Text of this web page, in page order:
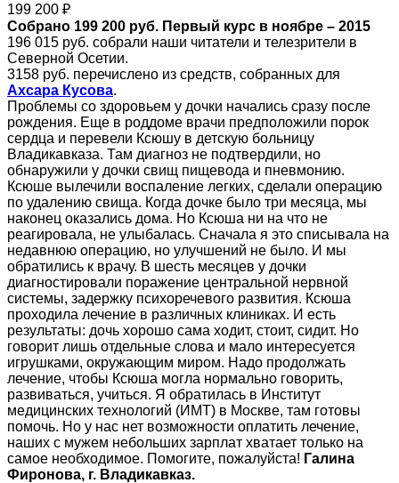
199 200 ₽
Собрано 199 200 руб. Первый курс в ноябре – 2015
196 015 руб. собрали наши читатели и телезрители в
Северной Осетии.
3158 руб. перечислено из средств, собранных для
Ахсара Кусова.
Проблемы со здоровьем у дочки начались сразу после
рождения. Еще в роддоме врачи предположили порок
сердца и перевели Ксюшу в детскую больницу
Владикавказа. Там диагноз не подтвердили, но
обнаружили у дочки свищ пищевода и пневмонию.
Ксюше вылечили воспаление легких, сделали операцию
по удалению свища. Когда дочке было три месяца, мы
наконец оказались дома. Но Ксюша ни на что не
реагировала, не улыбалась. Сначала я это списывала на
недавнюю операцию, но улучшений не было. И мы
обратились к врачу. В шесть месяцев у дочки
диагностировали поражение центральной нервной
системы, задержку психоречевого развития. Ксюша
проходила лечение в различных клиниках. И есть
результаты: дочь хорошо сама ходит, стоит, сидит. Но
говорит лишь отдельные слова и мало интересуется
игрушками, окружающим миром. Надо продолжать
лечение, чтобы Ксюша могла нормально говорить,
развиваться, учиться. Я обратилась в Институт
медицинских технологий (ИМТ) в Москве, там готовы
помочь. Но у нас нет возможности оплатить лечение,
наших с мужем небольших зарплат хватает только на
самое необходимое. Помогите, пожалуйста! Галина
Фиронова, г. Владикавказ.